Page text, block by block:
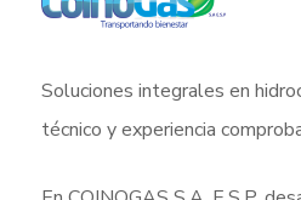
Soluciones integrales en
técnico y experiencia